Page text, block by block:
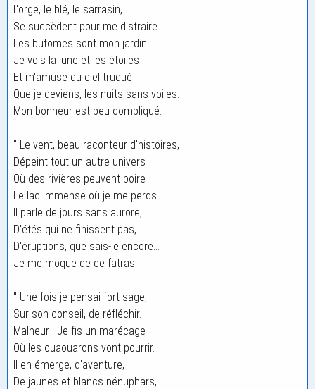
L'orge, le blé, le sarrasin,
Se succèdent pour me distraire.
Les butomes sont mon jardin.
Je vois la lune et les étoiles
Et m'amuse du ciel truqué
Que je deviens, les nuits sans voiles.
Mon bonheur est peu compliqué.
" Le vent, beau raconteur d'histoires,
Dépeint tout un autre univers
Où des rivières peuvent boire
Le lac immense où je me perds.
Il parle de jours sans aurore,
D'étés qui ne finissent pas,
D'éruptions, que sais-je encore...
Je me moque de ce fatras.
" Une fois je pensai fort sage,
Sur son conseil, de réfléchir.
Malheur ! Je fis un marécage
Où les ouaouarons vont pourrir.
Il en émerge, d'aventure,
De jaunes et blancs nénuphars,